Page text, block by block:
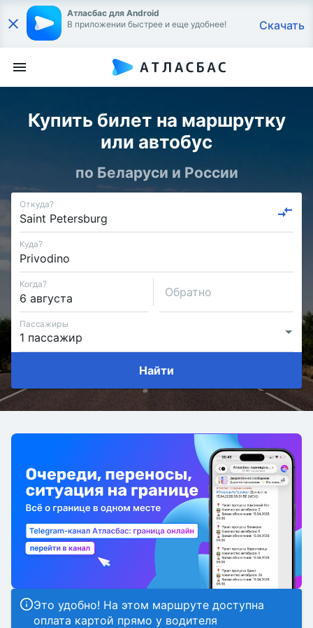
Атласбас для Android
В приложении быстрее и еще удобнее!
Скачать
Купить билет на маршрутку
или автобус
по Беларуси и России
Откуда?
Куда?
Когда?
Обратно
Пассажиры
Найти
Это удобно! На этом маршруте доступна
оплата картой прямо у водителя